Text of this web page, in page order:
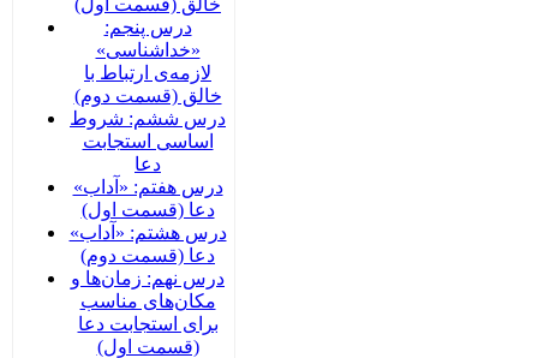
خالق (قسمت اول)
درس پنجم:
«خداشناسی»
لازمه‌ی ارتباط با
خالق (قسمت دوم)
درس ششم: شروط
اساسی استجابت
دعا
درس هفتم: «آداب»
دعا (قسمت اول)
درس هشتم: «آداب»
دعا (قسمت دوم)
درس نهم: زمان‌ها و
مکان‌های مناسب
برای استجابت دعا
(قسمت اول)